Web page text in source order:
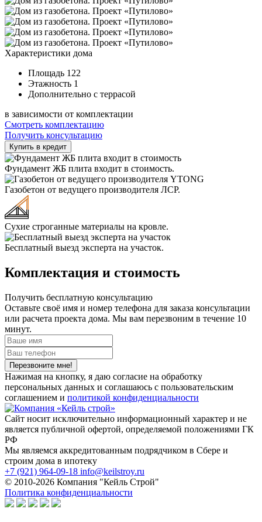
Характеристики дома
Площадь 122
Этажность 1
Дополнительно с террасой
в зависимости от комплектации
Смотреть комплектацию
Получить консультацию
Фундамент ЖБ плита входит в стоимость.
Газобетон от ведущего производителя ЛСР.
Сухие строганные материалы на кровле.
Бесплатный выезд эксперта на участок.
Комплектация и стоимость
Получить бесплатную консультацию
Оставьте своё имя и номер телефона для заказа консультации
или расчета проекта дома. Мы вам перезвоним в течение 10
минут.
Нажимая на кнопку, я даю согласие на обработку
персональных данных и соглашаюсь с пользовательским
соглашением и политикой конфиденциальности
Сайт носит исключительно информационный характер и не
является публичной офертой, определяемой положениями ГК
РФ
Мы являемся аккредитованным подрядчиком в Сбере и
строим дома в ипотеку
+7 (921) 964-09-18 info@keilstroy.ru
© 2010-2026 Компания "Кейль Строй"
Политика конфиденциальности